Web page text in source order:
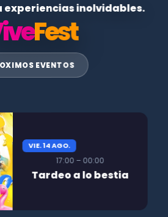
inolvidables.
Fest
EVENTOS
VIE. 14 AGO.
17:00 – 00:00
Tardeo a lo bestia